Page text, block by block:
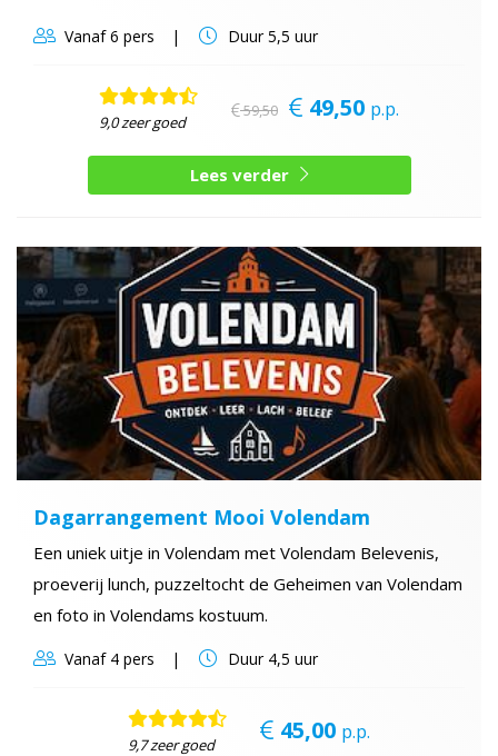
Vanaf6 pers Duur5,5 uur
9,0 zeer goed
59,50 49,50 p.p.
Lees verder
Dagarrangement Mooi Volendam
Een uniek uitje in Volendam met Volendam Belevenis,
proeverij lunch, puzzeltocht de Geheimen van Volendam
en foto in Volendams kostuum.
Vanaf4 pers Duur4,5 uur
9,7 zeer goed 45,00 p.p.